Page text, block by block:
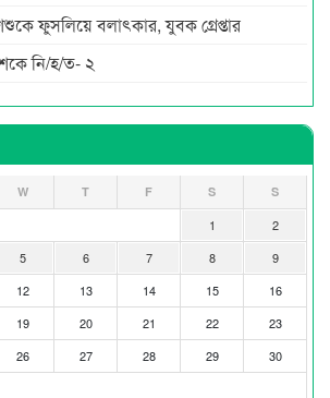
ফুসলিয়ে বলাৎকার, যুবক গ্রেপ্তার
শকে নি/হ/ত- ২
W T F S S
1
2
5 6 7 8
9
12 13 14 15
16
19 20 21 22
23
26 27 28 29
30